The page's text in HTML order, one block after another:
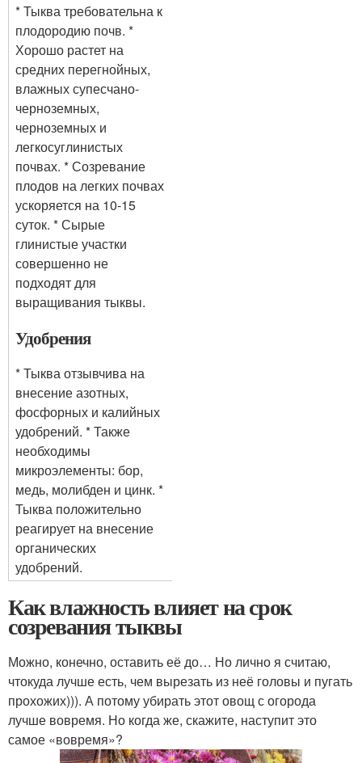
* Тыква требовательна к
плодородию почв. *
Хорошо растет на
средних перегнойных,
влажных супесчано-
черноземных,
черноземных и
легкосуглинистых
почвах. * Созревание
плодов на легких почвах
ускоряется на 10-15
суток. * Сырые
глинистые участки
совершенно не
подходят для
выращивания тыквы.
Удобрения
* Тыква отзывчива на
внесение азотных,
фосфорных и калийных
удобрений. * Также
необходимы
микроэлементы: бор,
медь, молибден и цинк. *
Тыква положительно
реагирует на внесение
органических
удобрений.
Как влажность влияет на срок
созревания тыквы
Можно, конечно, оставить её до… Но лично я считаю,
чтокуда лучше есть, чем вырезать из неё головы и пугать
прохожих))). А потому убирать этот овощ с огорода
лучше вовремя. Но когда же, скажите, наступит это
самое «вовремя»?